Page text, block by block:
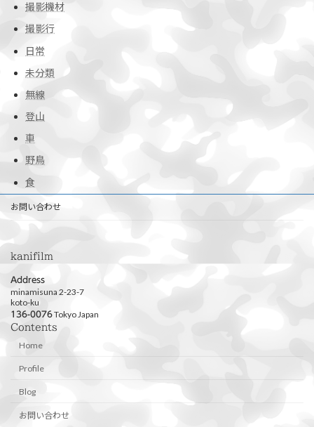
撮影機材
撮影行
日常
未分類
無線
登山
車
野鳥
食
お問い合わせ
kanifilm
Address
minamisuna 2-23-7
koto-ku
136-0076Tokyo Japan
Contents
Home
Profile
Blog
お問い合わせ